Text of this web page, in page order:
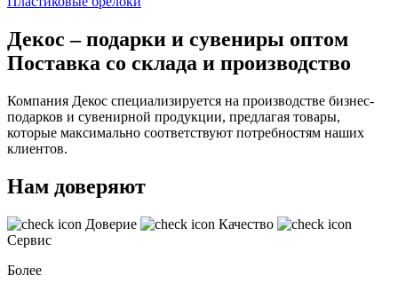
Декос – подарки и сувениры оптом
Поставка со склада и производство
Компания Декос специализируется на производстве бизнес-
подарков и сувенирной продукции, предлагая товары,
которые максимально соответствуют потребностям наших
клиентов.
Нам доверяют
Доверие
Качество
Сервис
Более